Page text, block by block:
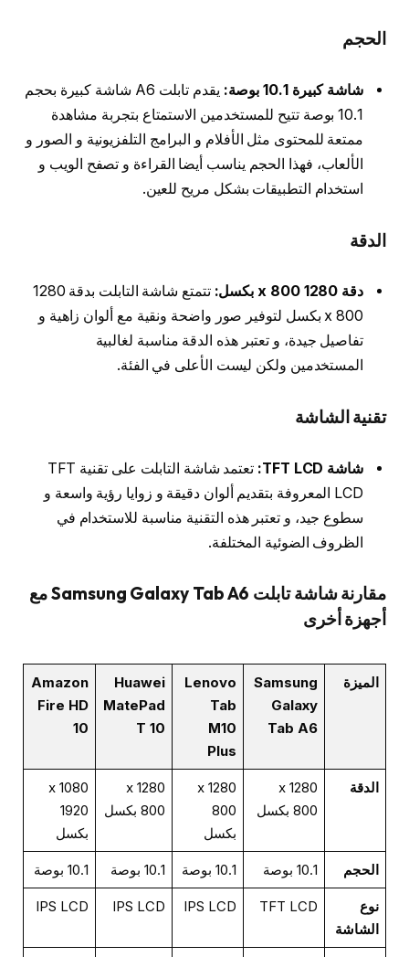
الحجم
شاشة كبيرة 10.1 بوصة:
يقدم تابلت A6 شاشة كبيرة بحجم
10.1 بوصة تتيح للمستخدمين الاستمتاع بتجربة مشاهدة
ممتعة للمحتوى مثل الأفلام و البرامج التلفزيونية و الصور و
الألعاب، فهذا الحجم يناسب أيضا القراءة و تصفح الويب و
استخدام التطبيقات بشكل مريح للعين.
الدقة
دقة 1280 x 800 بكسل:
تتمتع شاشة التابلت بدقة 1280
x 800 بكسل لتوفير صور واضحة ونقية مع ألوان زاهية و
تفاصيل جيدة، و تعتبر هذه الدقة مناسبة لغالبية
المستخدمين ولكن ليست الأعلى في الفئة.
تقنية الشاشة
شاشة TFT LCD:
تعتمد شاشة التابلت على تقنية TFT
LCD المعروفة بتقديم ألوان دقيقة و زوايا رؤية واسعة و
سطوع جيد، و تعتبر هذه التقنية مناسبة للاستخدام في
الظروف الضوئية المختلفة.
مقارنة شاشة تابلت Samsung Galaxy Tab A6 مع
أجهزة أخرى
الميزة
Samsung
Galaxy
Tab A6
Lenovo
Tab
M10
Plus
Huawei
MatePad
T 10
Amazon
Fire HD
10
الدقة
1280 x
800 بكسل
1280 x
800
بكسل
1280 x
800 بكسل
1080 x
1920
بكسل
الحجم 10.1 بوصة 10.1 بوصة 10.1 بوصة 10.1 بوصة
نوع
الشاشة
TFT LCD
IPS LCD
IPS LCD
IPS LCD